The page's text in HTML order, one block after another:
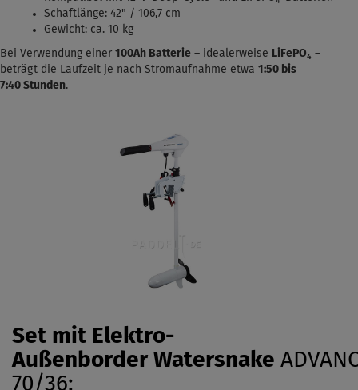
Schaftlänge: 42" / 106,7 cm
Gewicht: ca. 10 kg
Bei Verwendung einer 100Ah Batterie – idealerweise LiFePO₄ –
beträgt die Laufzeit je nach Stromaufnahme etwa 1:50 bis
7:40 Stunden.
Set mit Elektro-
AußenborderWatersnake
70/36: